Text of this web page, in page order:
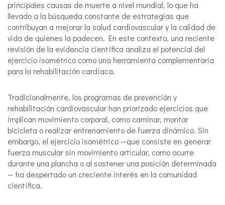
principales causas de muerte a nivel mundial, lo que ha
llevado a la búsqueda constante de estrategias que
contribuyan a mejorar la salud cardiovascular y la calidad de
vida de quienes la padecen. En este contexto, una reciente
revisión de la evidencia científica analiza el potencial del
ejercicio isométrico como una herramienta complementaria
para la rehabilitación cardíaca.
Tradicionalmente, los programas de prevención y
rehabilitación cardiovascular han priorizado ejercicios que
implican movimiento corporal, como caminar, montar
bicicleta o realizar entrenamiento de fuerza dinámico. Sin
embargo, el ejercicio isométrico —que consiste en generar
fuerza muscular sin movimiento articular, como ocurre
durante una plancha o al sostener una posición determinada
— ha despertado un creciente interés en la comunidad
científica.